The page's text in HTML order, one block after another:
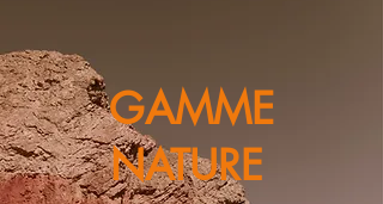
GAMME
NATURE